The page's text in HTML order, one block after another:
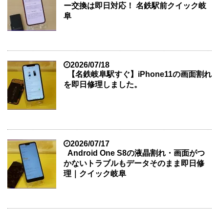
ー交換は即日対応！ 名鉄駅前クイック岐
阜
2026/07/18
【名鉄岐阜駅すぐ】iPhone11の画面割れ
を即日修理しました。
2026/07/17
Android One S8の液晶割れ・画面がつ
かないトラブルもデータそのまま即日修
理｜クイック岐阜